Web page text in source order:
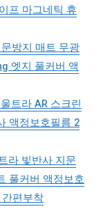
프 마그네틱 휴
방지 매트 무광
엣지 풀커버 액
트라 AR 스크린
액정보호필름 2
라 빛반사 지문
풀커버 액정보호
편부착